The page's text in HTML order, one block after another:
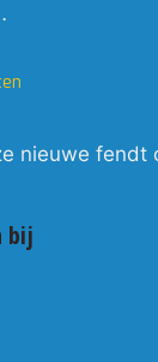
nieuwe fendt
bij